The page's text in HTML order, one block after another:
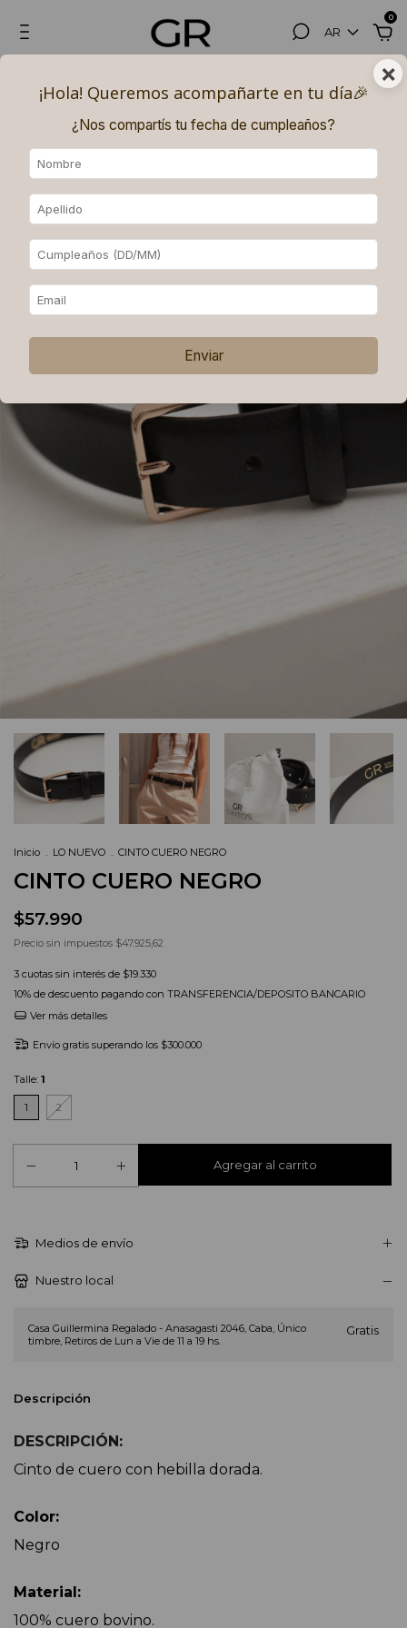
AR
0
PAGOS SIN INTERÉS con MERCADO PAGO.
Inicio LO NUEVO CINTO CUERO NEGRO
CINTO CUERO NEGRO
$57.990
Precio sin impuestos $47.925,62
3 cuotas sin interés de $19.330
10% de descuento pagando con TRANSFERENCIA/DEPOSITO BANCARIO
Ver más detalles
Envío gratis superando los $300.000
Talle: 1
1 2
Medios de envío
Nuestro local
Casa Guillermina Regalado - Anasagasti 2046, Caba, Único
timbre, Retiros de Lun a Vie de 11 a 19 hs.
Gratis
Descripción
DESCRIPCIÓN:
Cinto de cuero con hebilla dorada.
Color:
Negro
Material:
100% cuero bovino.
×
¡Hola! Queremos acompañarte en tu día🎉​
¿Nos compartís tu fecha de cumpleaños?
Enviar